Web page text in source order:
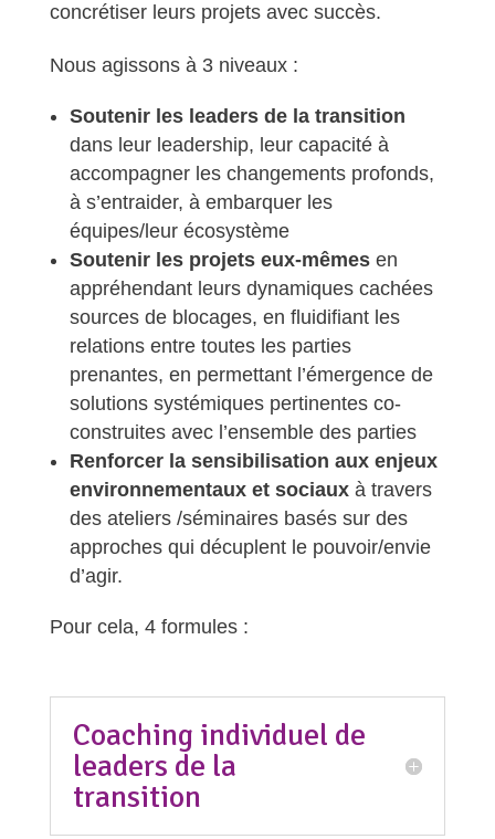
concrétiser leurs projets avec succès.
Nous agissons à 3 niveaux :
Soutenir les leaders de la transition
dans leur leadership, leur capacité à
accompagner les changements profonds,
à s’entraider, à embarquer les
équipes/leur écosystème
Soutenir les projets eux-mêmesen
appréhendant leurs dynamiques cachées
sources de blocages, en fluidifiant les
relations entre toutes les parties
prenantes, en permettant l’émergence de
solutions systémiques pertinentes co-
construites avec l’ensemble des parties
Renforcer la sensibilisation aux enjeux
environnementaux et sociaux à travers
des ateliers /séminaires basés sur des
approches qui décuplent le pouvoir/envie
d’agir.
Pour cela, 4 formules :
Coaching individuel de
leaders de la
transition